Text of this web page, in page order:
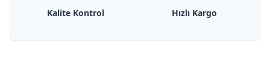
Kalite Kontrol Hızlı Kargo